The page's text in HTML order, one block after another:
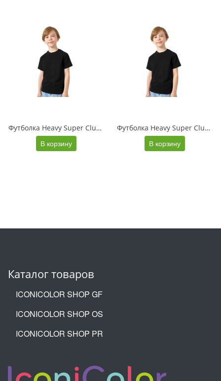
Футболка Heavy Super Club детская, черный
В корзину
Футболка Heavy Super Club детская, черный
В корзину
Каталог товаров
ICONICOLOR SHOP GF
ICONICOLOR SHOP OS
ICONICOLOR SHOP PR